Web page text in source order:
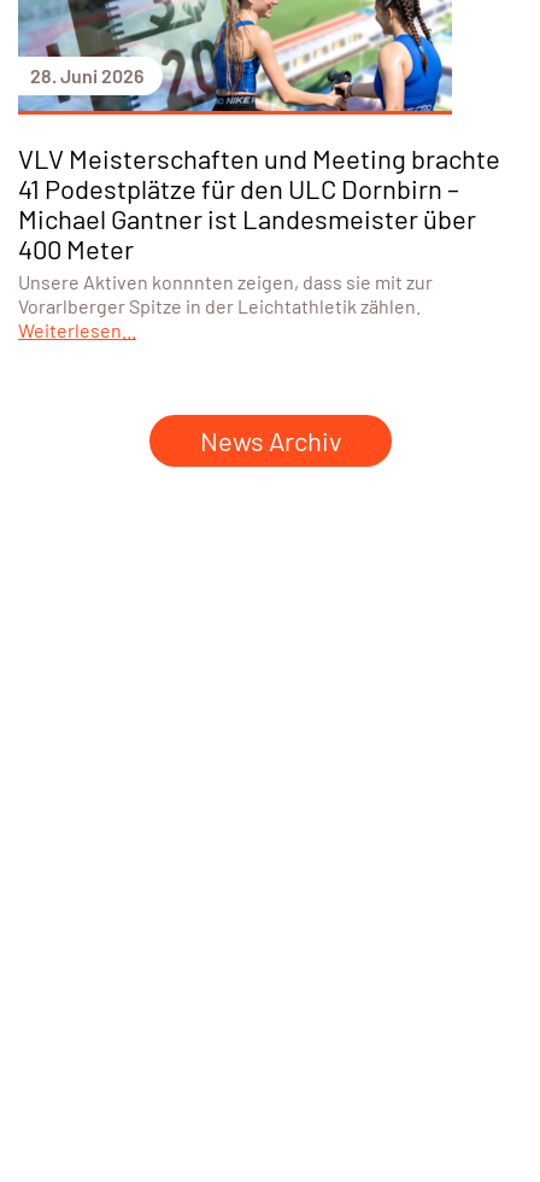
28. Juni 2026
VLV Meisterschaften und Meeting brachte
41 Podestplätze für den ULC Dornbirn –
Michael Gantner ist Landesmeister über
400 Meter
Unsere Aktiven konnnten zeigen, dass sie mit zur
Vorarlberger Spitze in der Leichtathletik zählen.
Weiterlesen...
News Archiv